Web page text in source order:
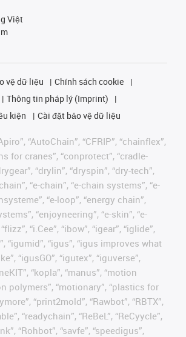
Việt
vệ dữ liệu
Chính sách cookie
Thông tin pháp lý (Imprint)
kiện
Cài đặt bảo vệ dữ liệu
“AutoChain”, “CFRIP”, “chainflex”,
for cranes”, “conprotect”, “cradle-
“drylin”, “dryspin”, “dry-tech”,
“e-chain”, “e-chain systems”, “e-
“e-loop”, “energy chain”,
“enjoyneering”, “e-skin”, “e-
“i.Cee”, “ibow”, “igear”, “iglide”,
“igumid”, “igus”, “igus improves what
“igusGO”, “igutex”, “iguverse”,
“kopla”, “manus”, “motion
polymers”, “motionary”, “plastics for
“print2mold”, “Rawbot”, “RBTX”,
“readychain”, “ReBeL”, “ReCyycle”,
“Rohbot”, “savfe”, “speedigus”,